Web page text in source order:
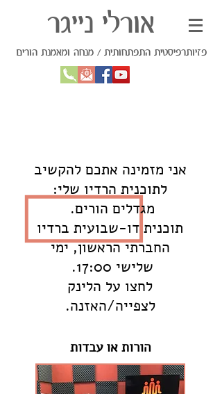
אורלי נייגר
פזיותרפיסטית התפתחותית / מנחה ומאמנת הורים
אני מזמינה אתכם להקשיב
לתוכנית הרדיו שלי:
מגדלים הורים.
תוכנית דו-שבועית ברדיו
החברתי הראשון, ימי
שלישי 17:00.
לחצו על הלינק
לצפייה/האזנה.
הורות או עבדות